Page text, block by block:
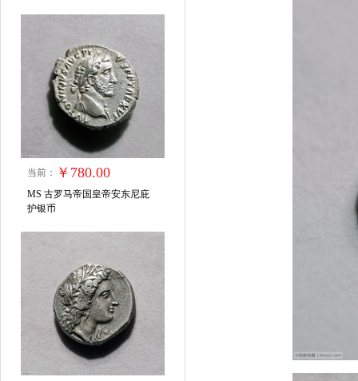
当前： ￥780.00
MS 古罗马帝国皇帝安东尼庇
护银币